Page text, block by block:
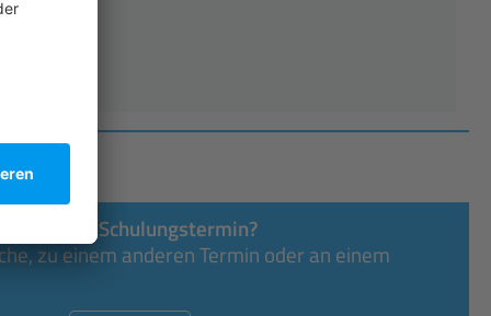
Schulungstermin?
zu einem anderen Termin oder an einem